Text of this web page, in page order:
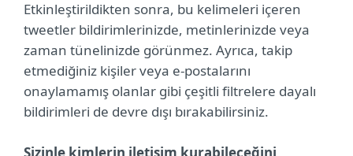
Etkinleştirildikten sonra, bu kelimeleri içeren
tweetler bildirimlerinizde, metinlerinizde veya
zaman tünelinizde görünmez. Ayrıca, takip
etmediğiniz kişiler veya e-postalarını
onaylamamış olanlar gibi çeşitli filtrelere dayalı
bildirimleri de devre dışı bırakabilirsiniz.